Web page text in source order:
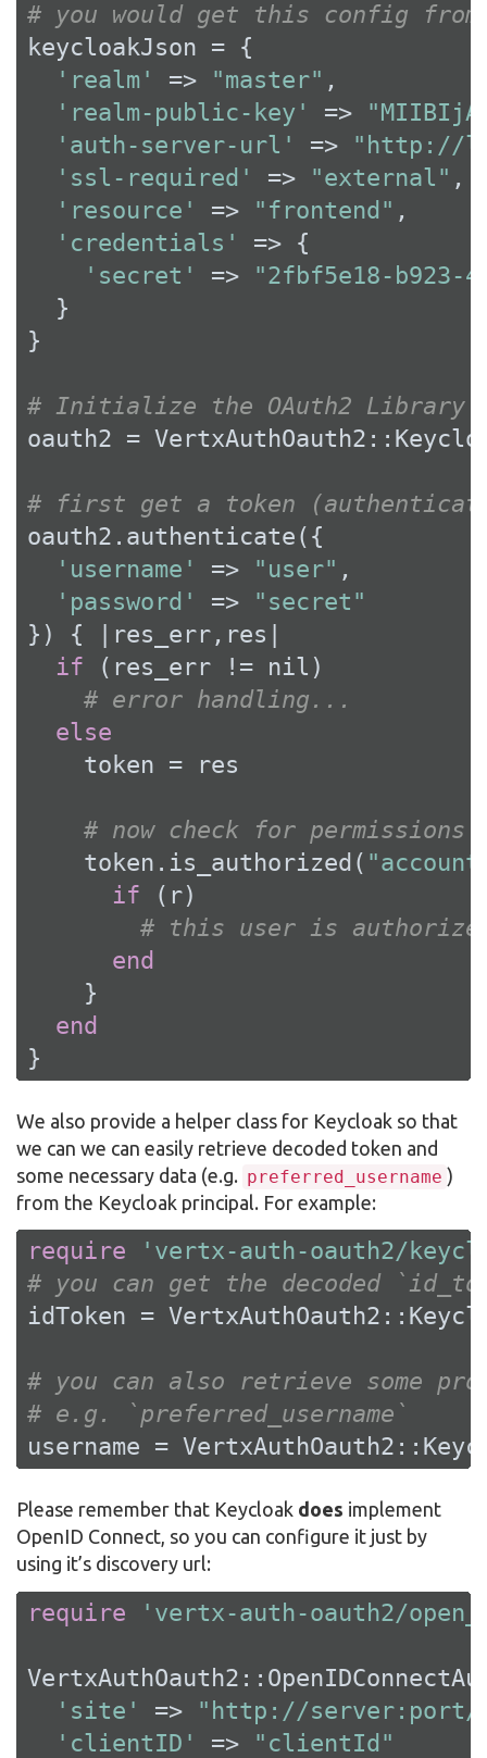
# you would get this config from
keycloakJson = {
'realm'
=> "master" ,
'realm-public-key'
=>
'auth-server-url'
=>
"http://
'ssl-required'
=> "external" ,
'resource'
=> "frontend" ,
'credentials'
=> {
'secret'
=>
"2fbf5e18-b923-
  }
}
# Initialize the OAuth2 Library
oauth2 =
# first get a token
oauth2.authenticate({
'username'
=> "user" ,
'password'
=>
"secret"
}) {
|res_err,res|
if (res_err != nil )
# error handling...
else
    token = res
# now check for permissions
    token.is_authorized(
if (r)
# this user is
end
    }
end
}
We also provide a helper class for Keycloak so that
we can we can easily retrieve decoded token and
some necessary data (e.g. preferred_username )
from the Keycloak principal. For example:
require
'vertx-auth-oauth2/
# you can get the decoded
idToken =
# you can also retrieve some
# e.g. `preferred_username`
username =
Please remember that Keycloak does implement
OpenID Connect, so you can configure it just by
using it’s discovery url:
require 'vertx-auth-oauth2/
'site'
=>
"http://server:port/
'clientID'
=>
"clientId"